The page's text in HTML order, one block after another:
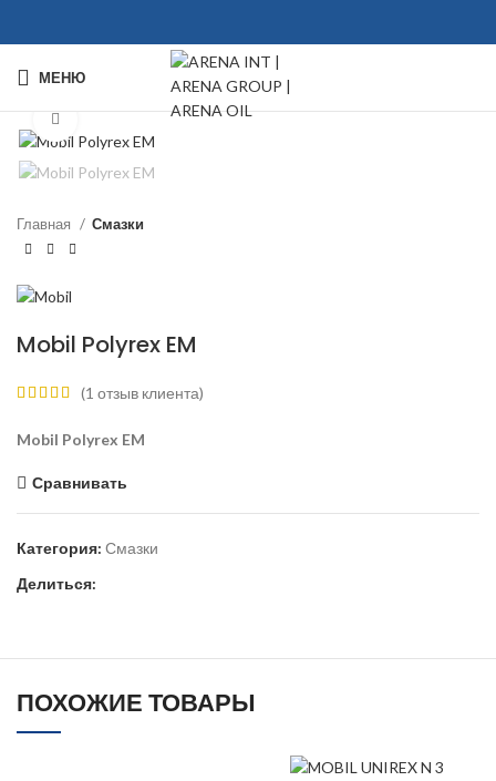
МЕНЮ
Click to enlarge
Главная Смазки
Mobil Polyrex EM
(1 отзыв клиента)
Mobil Polyrex EM
Сравнивать
Категория: Смазки
Делиться:
ПОХОЖИЕ ТОВАРЫ